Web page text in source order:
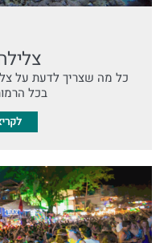
כל מה שצריך לדעת על
בכל